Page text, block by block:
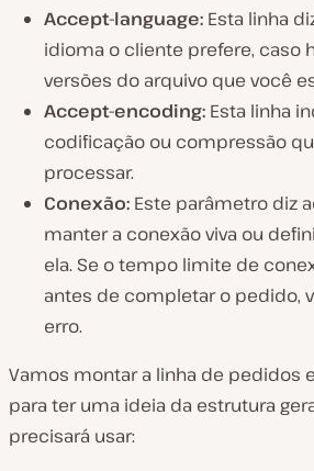
Accept-language: Esta linha
idioma o cliente prefere, caso
versões do arquivo que você
Accept-encoding: Esta linha
codificação ou compressão
processar.
Conexão: Este parâmetro diz
manter a conexão viva ou
ela. Se o tempo limite de
antes de completar o pedido,
erro.
Vamos montar a linha de pedidos
para ter uma ideia da estrutura
precisará usar: